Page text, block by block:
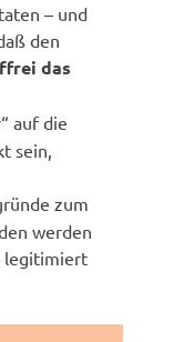
– und
den
das
auf die
sein,
zum
werden
legitimiert